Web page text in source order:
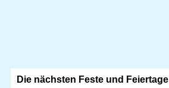
Die nächsten Feste und Feiertage